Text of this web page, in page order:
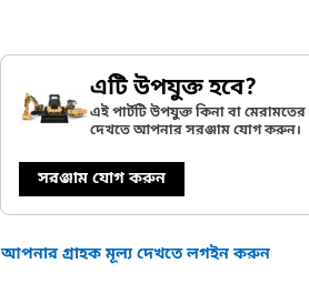
এটি উপযুক্ত হবে?
এই পার্টটি উপযুক্ত কিনা বা
দেখতে আপনার সরঞ্জাম যোগ করুন।
সরঞ্জাম যোগ করুন
আপনার গ্রাহক মূল্য দেখতে লগইন করুন